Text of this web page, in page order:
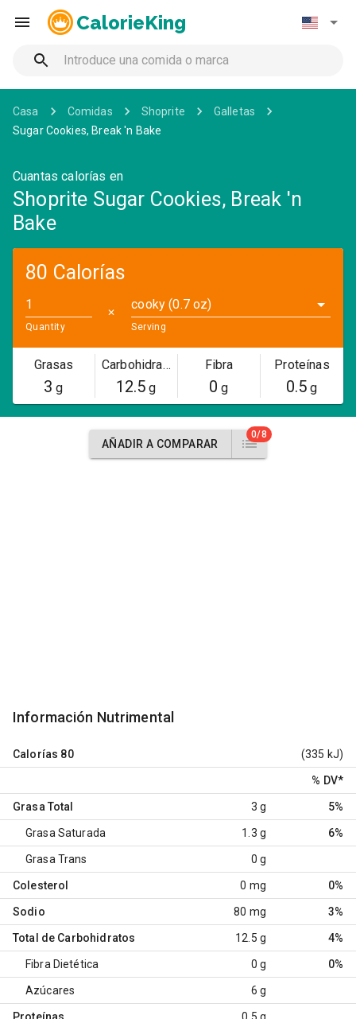
CalorieKing
Casa Comidas Shoprite
Galletas
Sugar Cookies, Break 'n Bake
Cuantas calorías en
Shoprite Sugar Cookies, Break 'n
Bake
80 Calorías
Quantity
✕
cooky (0.7 oz)
Serving
Grasas
3 g
Carbohidratos
12.5 g
Fibra
0 g
Proteínas
0.5 g
AÑADIR A COMPARAR
0/8
Información Nutrimental
Calorías 80 (335 kJ)
% DV*
Grasa Total 3 g 5%
Grasa Saturada 1.3 g 6%
Grasa Trans 0 g
Colesterol 0 mg 0%
Sodio 80 mg 3%
Total de Carbohidratos 12.5 g 4%
Fibra Dietética 0 g 0%
Azúcares 6 g
Proteínas 0.5 g